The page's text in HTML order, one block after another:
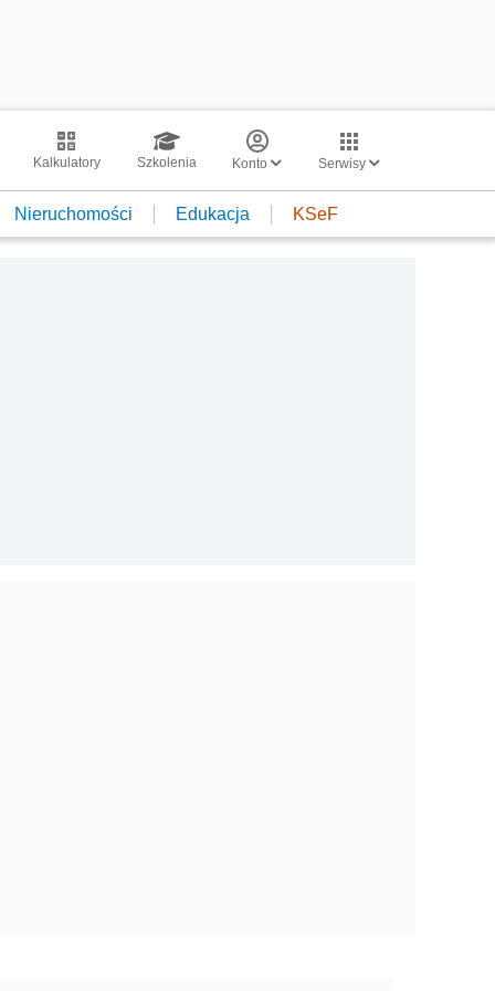
Kalkulatory Szkolenia Konto Serwisy
Nieruchomości Edukacja KSeF